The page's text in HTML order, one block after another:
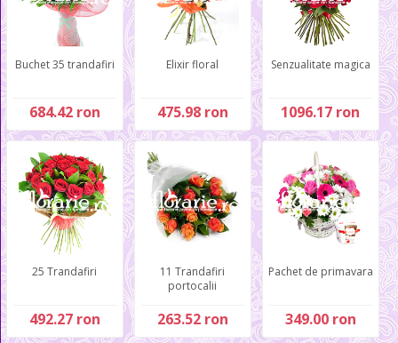
Buchet 35 trandafiri
684.42 ron
Elixir floral
475.98 ron
Senzualitate magica
1096.17 ron
25 Trandafiri
492.27 ron
11 Trandafiri
portocalii
263.52 ron
Pachet de primavara
349.00 ron